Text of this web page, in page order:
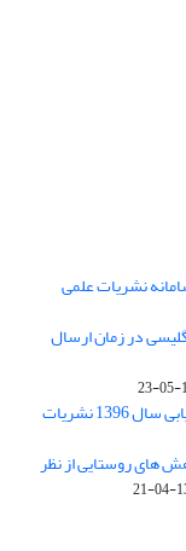
نشریات علمی
در زمان ارسال
کسب رتبه A فصلنامه پژوهش های روستایی در ارزیابی سال 1396 نشریات
های روستایی از نظر